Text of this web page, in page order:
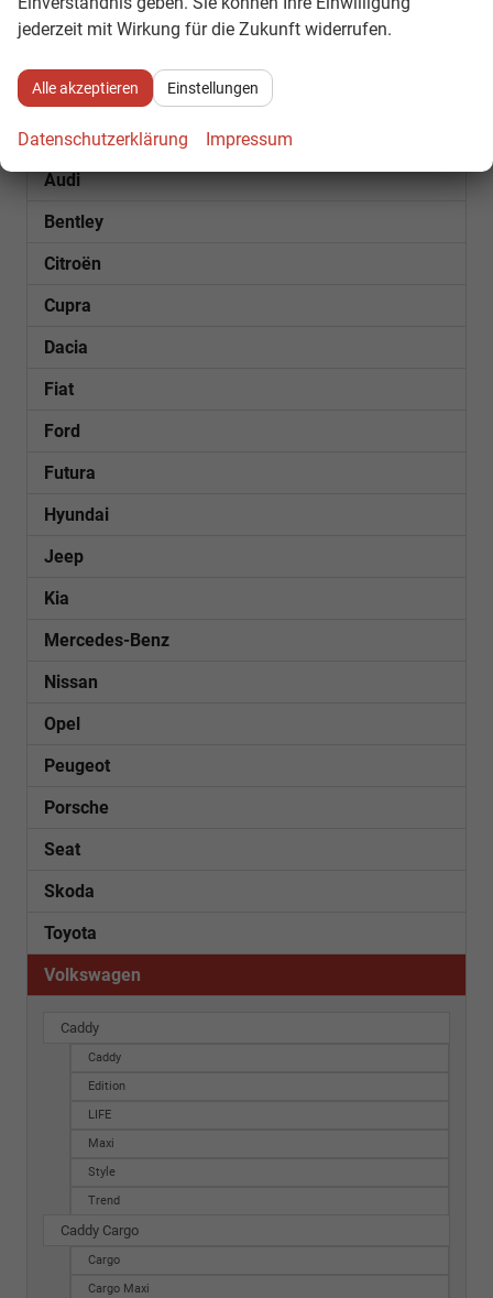
Fahrzeugnr.
SOFORT VERFÜGBAR
Audi
Bentley
Citroën
Cupra
Dacia
Fiat
Ford
Futura
Hyundai
Jeep
Kia
Mercedes-Benz
Nissan
Opel
Peugeot
Porsche
Seat
Skoda
Toyota
Volkswagen
Caddy
Caddy
Edition
LIFE
Maxi
Style
Trend
Caddy Cargo
Cargo
Cargo Maxi
jederzeit mit Wirkung für die Zukunft widerrufen.
Alle akzeptieren Einstellungen
Datenschutzerklärung Impressum